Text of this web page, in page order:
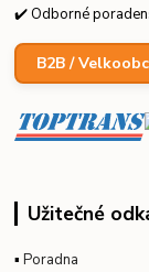
✔️ Odborné
B2B /
Užitečné
▪Poradna